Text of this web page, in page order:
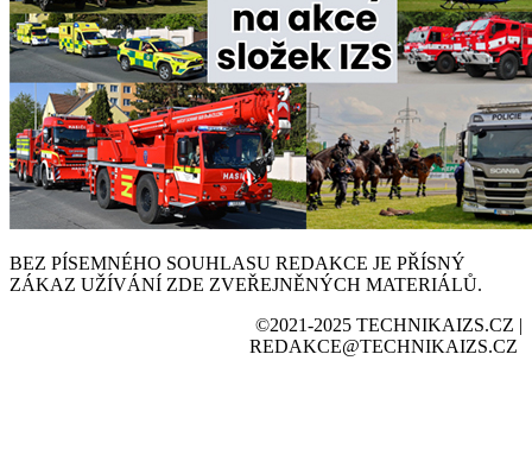
BEZ PÍSEMNÉHO SOUHLASU REDAKCE JE PŘÍSNÝ
ZÁKAZ UŽÍVÁNÍ ZDE ZVEŘEJNĚNÝCH MATERIÁLŮ.
©2021-2025 TECHNIKAIZS.CZ |
REDAKCE@TECHNIKAIZS.CZ